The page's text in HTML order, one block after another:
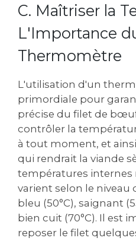
C. Maîtriser la
L'Importance
Thermomètre
L'utilisation d'un
primordiale pour
précise du filet de
contrôler la
à tout moment, et
qui rendrait la viande
températures internes
varient selon le niveau
bleu (50°C), saignant
bien cuit (70°C). Il est
reposer le filet